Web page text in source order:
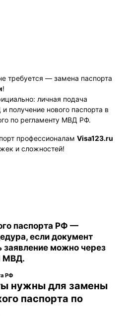
требуется — замена паспорта
!
личная подача
получение нового паспорта в
по регламенту МВД РФ.
профессионалам Visa123.ru
и сложностей!
паспорта РФ —
если документ
можно через
МВД.
РФ
нужны для замены
паспорта по